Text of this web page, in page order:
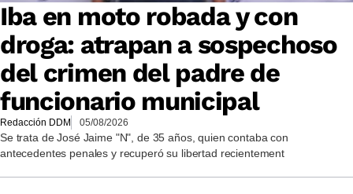
Iba en moto robada y con
droga: atrapan a sospechoso
del crimen del padre de
funcionario municipal
Redacción DDM 05/08/2026
Se trata de José Jaime "N", de 35 años, quien contaba con
antecedentes penales y recuperó su libertad recientement